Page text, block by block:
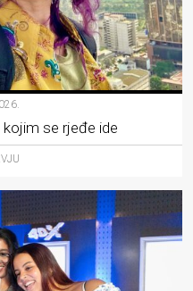
se rjeđe ide